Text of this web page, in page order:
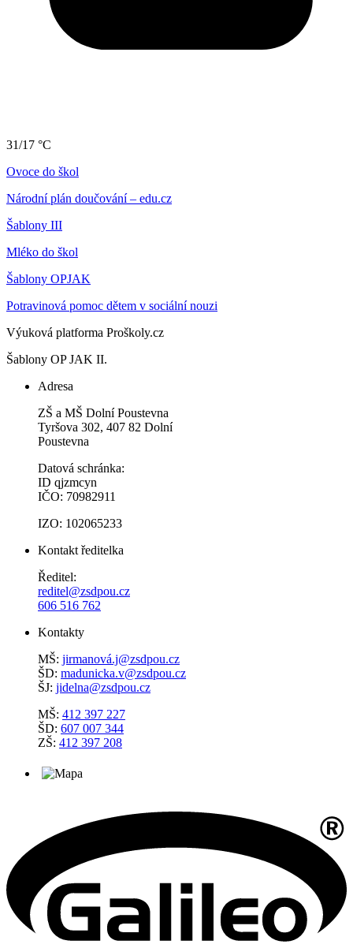
31/17 °C
Ovoce do škol
Národní plán doučování – edu.cz
Šablony III
Mléko do škol
Šablony OPJAK
Potravinová pomoc dětem v sociální nouzi
Výuková platforma Proškoly.cz
Šablony OP JAK II.
Adresa
ZŠ a MŠ Dolní Poustevna
Tyršova 302, 407 82 Dolní
Poustevna
Datová schránka:
ID qjzmcyn
IČO: 70982911
IZO: 102065233
Kontakt ředitelka
Ředitel:
reditel@zsdpou.cz
606 516 762
Kontakty
MŠ: jirmanová.j@zsdpou.cz
ŠD: madunicka.v@zsdpou.cz
ŠJ: jidelna@zsdpou.cz
MŠ: 412 397 227
ŠD: 607 007 344
ZŠ: 412 397 208